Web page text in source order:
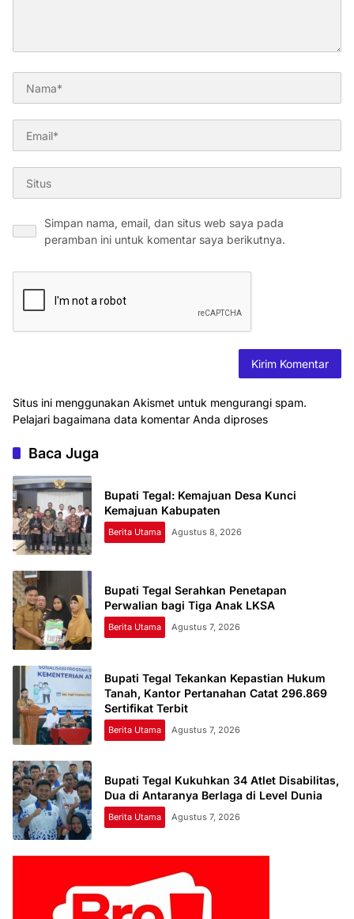
Simpan nama, email, dan situs web saya pada
peramban ini untuk komentar saya berikutnya.
Situs ini menggunakan Akismet untuk mengurangi spam.
Pelajari bagaimana data komentar Anda diproses
Baca Juga
Bupati Tegal: Kemajuan Desa Kunci
Kemajuan Kabupaten
Berita Utama Agustus 8, 2026
Bupati Tegal Serahkan Penetapan
Perwalian bagi Tiga Anak LKSA
Berita Utama Agustus 7, 2026
Bupati Tegal Tekankan Kepastian Hukum
Tanah, Kantor Pertanahan Catat 296.869
Sertifikat Terbit
Berita Utama Agustus 7, 2026
Bupati Tegal Kukuhkan 34 Atlet Disabilitas,
Dua di Antaranya Berlaga di Level Dunia
Berita Utama Agustus 7, 2026